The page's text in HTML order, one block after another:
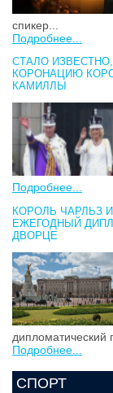
спикер...
Подробнее...
СТАЛО
КОРОНАЦИЮ
КАМИЛЛЫ
Подробнее...
КОРОЛЬ ЧАРЛЬЗ
ЕЖЕГОДНЫЙ
ДВОРЦЕ
дипломатический
Подробнее...
СПОРТ